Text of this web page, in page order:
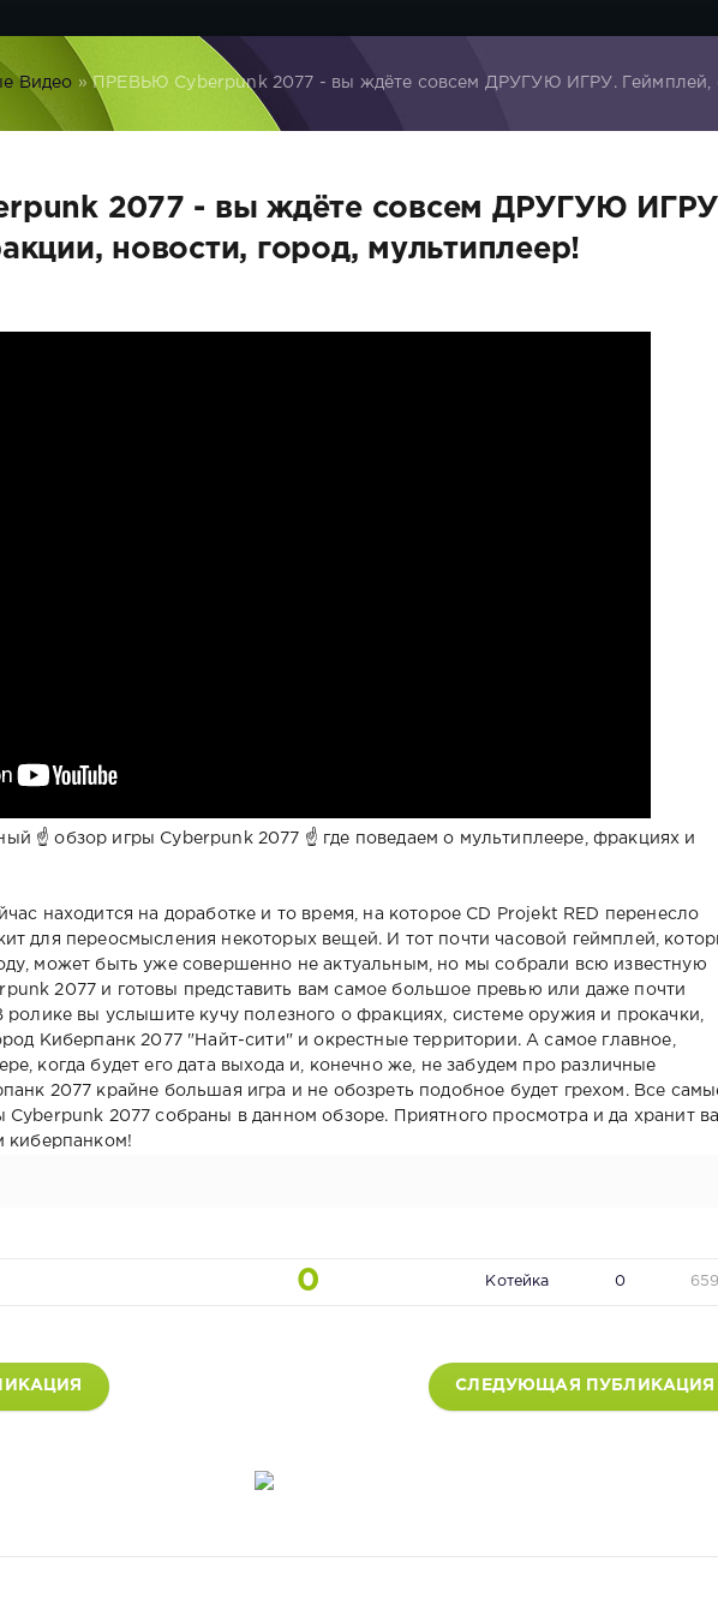
Видео » ПРЕВЬЮ Cyberpunk 2077 - вы ждёте совсем ДРУГУЮ ИГРУ. Геймплей,
2077 - вы ждёте совсем ДРУГУЮ
новости, город, мультиплеер!
☝ обзор игры Cyberpunk 2077 ☝ где поведаем о мультиплеере, фракциях и
находится на доработке и то время, на которое CD Projekt RED перенесло
для переосмысления некоторых вещей. И тот почти часовой геймплей,
может быть уже совершенно не актуальным, но мы собрали всю известную
2077 и готовы представить вам самое большое превью или даже почти
ролике вы услышите кучу полезного о фракциях, системе оружия и прокачки,
Киберпанк 2077 "Найт-сити" и окрестные территории. А самое главное,
когда будет его дата выхода и, конечно же, не забудем про различные
2077 крайне большая игра и не обозреть подобное будет грехом. Все
Cyberpunk 2077 собраны в данном обзоре. Приятного просмотра и да хранит
киберпанком!
0 Котейка 0
СЛЕДУЮЩАЯ ПУБЛИКАЦИЯ